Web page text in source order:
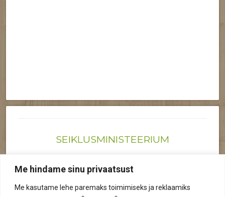
Me hindame sinu privaatsust
Me kasutame lehe paremaks toimimiseks ja reklaamiks
SEIKLUSMINISTEERIUM
Reg nr: 12041719
Privaatsuspoliitika